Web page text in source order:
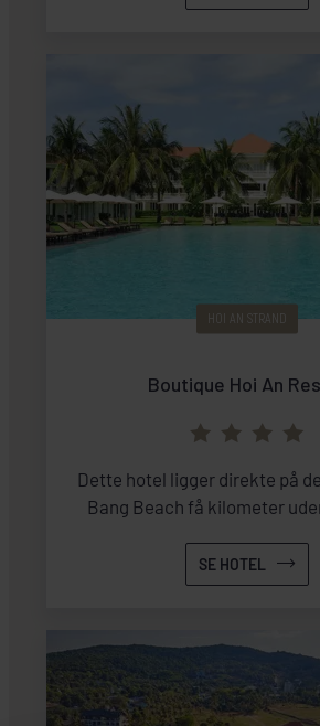
HOI AN STRAND
Boutique Hoi An
Dette hotel ligger direkte på
Bang Beach få kilometer
SE HOTEL